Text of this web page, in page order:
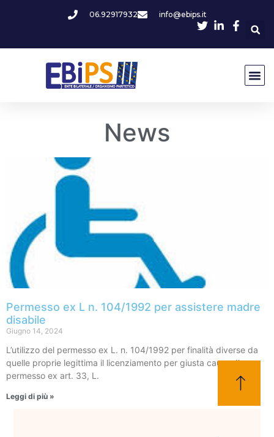
06.92917932 info@ebips.it
News
Permesso ex L n. 104/1992 per assistere madre
disabile
Giugno 14, 2024
L’utilizzo del permesso ex L. n. 104/1992 per finalità diverse da
quelle proprie legittima il licenziamento per giusta causa. Il
permesso ex art. 33, L.
Leggi di più »